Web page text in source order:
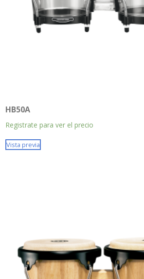
HB50A
Registrate para ver el precio
Vista previa